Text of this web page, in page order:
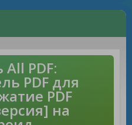
PDF:
PDF для
PDF
на